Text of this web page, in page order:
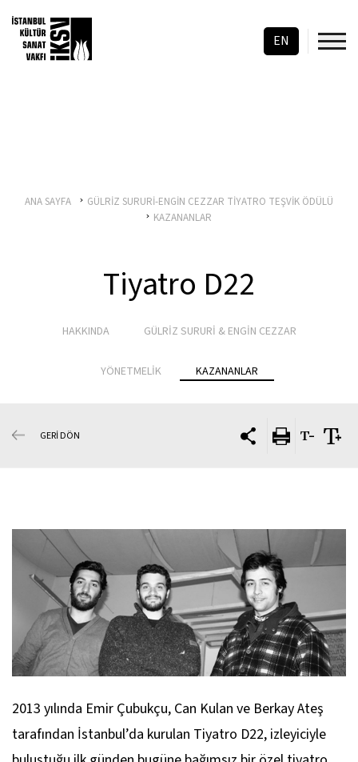
EN
ANA SAYFA
GÜLRİZ SURURİ-ENGİN CEZZAR TİYATRO TEŞVİK ÖDÜLÜ
KAZANANLAR
Tiyatro D22
HAKKINDA GÜLRİZ SURURİ & ENGİN CEZZAR
YÖNETMELİK KAZANANLAR
GERİ DÖN
2013 yılında Emir Çubukçu, Can Kulan ve Berkay Ateş
tarafından İstanbul’da kurulan Tiyatro D22, izleyiciyle